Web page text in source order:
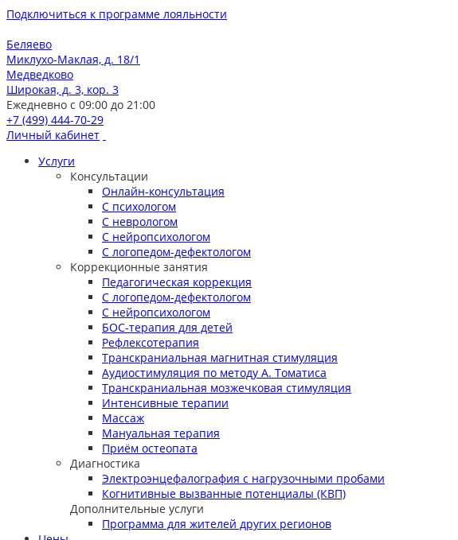
Подключиться к программе лояльности
Беляево
Миклухо-Маклая, д. 18/1
Медведково
Широкая, д. 3, кор. 3
Ежедневно с 09:00 до 21:00
+7 (499) 444-70-29
Личный кабинет
Услуги
Консультации
Онлайн-консультация
С психологом
С неврологом
С нейропсихологом
С логопедом-дефектологом
Коррекционные занятия
Педагогическая коррекция
С логопедом-дефектологом
С нейропсихологом
БОС-терапия для детей
Рефлексотерапия
Транскраниальная магнитная стимуляция
Аудиостимуляция по методу А. Томатиса
Транскраниальная мозжечковая стимуляция
Интенсивные терапии
Массаж
Мануальная терапия
Приём остеопата
Диагностика
Электроэнцефалография с нагрузочными пробами
Когнитивные вызванные потенциалы (КВП)
Дополнительные услуги
Программа для жителей других регионов